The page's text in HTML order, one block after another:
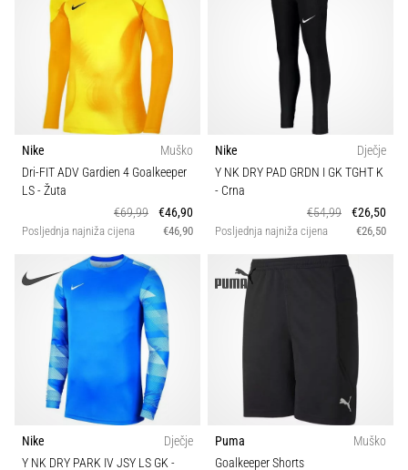
Nike
Muško
Dri-FIT ADV Gardien 4 Goalkeeper
LS- Žuta
€69,99
€46,90
Posljednja najniža cijena €46,90
Nike
Dječje
Y NK DRY PAD GRDN I GK TGHT K
- Crna
€54,99
€26,50
Posljednja najniža cijena €26,50
Nike
Dječje
Y NK DRY PARK IV JSY LS GK-
Puma
Muško
Goalkeeper Shorts